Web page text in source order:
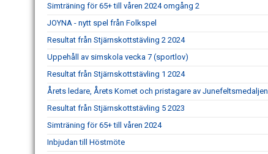
Simträning för 65+ till våren 2024 omgång 2
JOYNA - nytt spel från Folkspel
Resultat från Stjärnskottstävling 2 2024
Uppehåll av simskola vecka 7 (sportlov)
Resultat från Stjärnskottstävling 1 2024
Årets ledare, Årets Komet och pristagare av Junefeltsmedaljen
Resultat från Stjärnskottstävling 5 2023
Simträning för 65+ till våren 2024
Inbjudan till Höstmöte